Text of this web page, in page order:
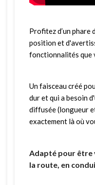
Profitez d’un phare
position et
fonctionnalités que
Un faisceau créé
dur et qui a besoin
diffusée (longueur
exactement là où
Adapté pour être
la route, en